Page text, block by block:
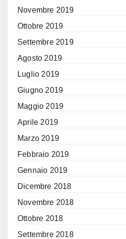
Novembre 2019
Ottobre 2019
Settembre 2019
Agosto 2019
Luglio 2019
Giugno 2019
Maggio 2019
Aprile 2019
Marzo 2019
Febbraio 2019
Gennaio 2019
Dicembre 2018
Novembre 2018
Ottobre 2018
Settembre 2018